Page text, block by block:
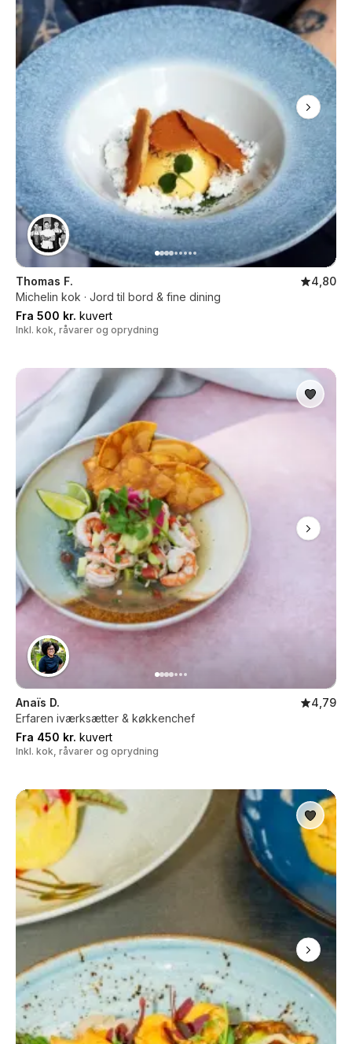
Thomas F.
4,80
Michelin kok · Jord til bord & fine dining
Fra 500 kr. kuvert
Inkl. kok, råvarer og oprydning
Anaïs D.
4,79
Erfaren iværksætter & køkkenchef
Fra 450 kr. kuvert
Inkl. kok, råvarer og oprydning